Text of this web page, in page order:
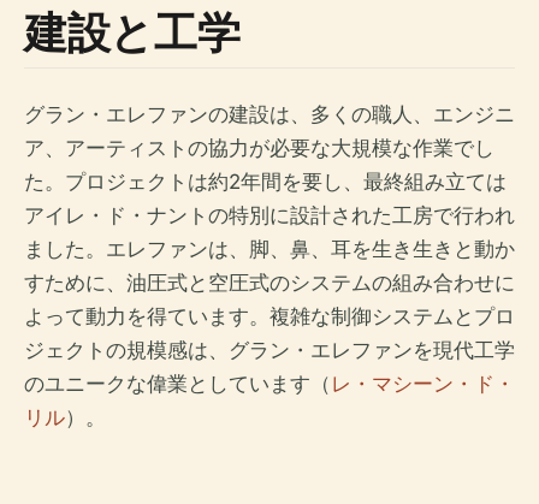
建設と工学
グラン・エレファンの建設は、多くの職人、エンジニ
ア、アーティストの協力が必要な大規模な作業でし
た。プロジェクトは約2年間を要し、最終組み立ては
アイレ・ド・ナントの特別に設計された工房で行われ
ました。エレファンは、脚、鼻、耳を生き生きと動か
すために、油圧式と空圧式のシステムの組み合わせに
よって動力を得ています。複雑な制御システムとプロ
ジェクトの規模感は、グラン・エレファンを現代工学
のユニークな偉業としています（ レ・マシーン・ド・
リル）。